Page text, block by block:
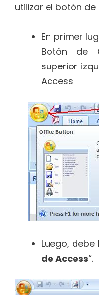
utilizar el botón de
En primer
Botón de
superior
Access.
Luego, debe
de Access“.